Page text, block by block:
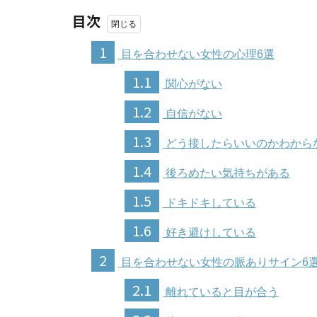
目次
1
目を合わせない女性の心理6選
1.1 関心がない
1.2 自信がない
1.3 どう接したらいいのかわから
1.4 後ろめたい気持ちがある
1.5 ドキドキしている
1.6 好き避けしている
2 目を合わせない女性の脈ありサイン6
2.1 離れていると目が合う